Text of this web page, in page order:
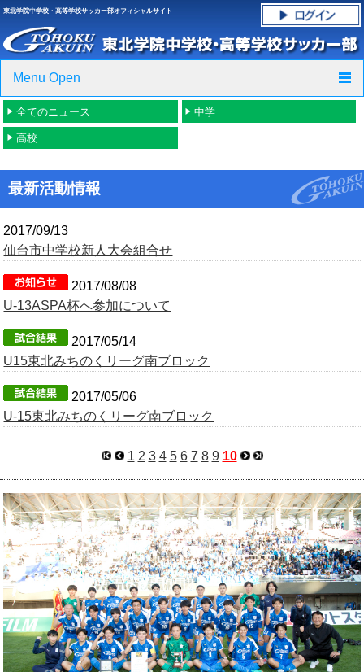
東北学院中学校・高等学校サッカー部オフィシャルサイト
Menu Open
TOP
フォトギャラリー
全てのニュース 中学
高校
最新活動情報
2017/09/13
仙台市中学校新人大会組合せ
2017/08/08
U-13ASPA杯へ参加について
2017/05/14
U15東北みちのくリーグ南ブロック
2017/05/06
U-15東北みちのくリーグ南ブロック
1 2 3 4 5 6 7 8 9 10